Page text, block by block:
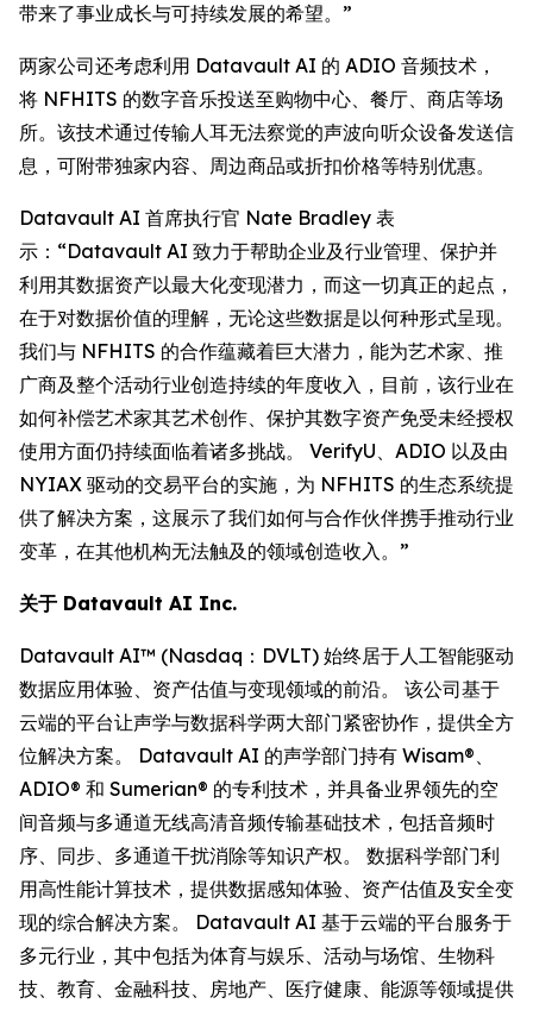
带来了事业成长与可持续发展的希望。”
两家公司还考虑利用 Datavault AI 的 ADIO 音频技术，
将 NFHITS 的数字音乐投送至购物中心、餐厅、商店等场
所。该技术通过传输人耳无法察觉的声波向听众设备发送信
息，可附带独家内容、周边商品或折扣价格等特别优惠。
Datavault AI 首席执行官 Nate Bradley 表
示：“Datavault AI 致力于帮助企业及行业管理、保护并
利用其数据资产以最大化变现潜力，而这一切真正的起点，
在于对数据价值的理解，无论这些数据是以何种形式呈现。
我们与 NFHITS 的合作蕴藏着巨大潜力，能为艺术家、推
广商及整个活动行业创造持续的年度收入，目前，该行业在
如何补偿艺术家其艺术创作、保护其数字资产免受未经授权
使用方面仍持续面临着诸多挑战。 VerifyU、ADIO 以及由
NYIAX 驱动的交易平台的实施，为 NFHITS 的生态系统提
供了解决方案，这展示了我们如何与合作伙伴携手推动行业
变革，在其他机构无法触及的领域创造收入。”
关于 Datavault AI Inc.
Datavault AI™ (Nasdaq：DVLT) 始终居于人工智能驱动
数据应用体验、资产估值与变现领域的前沿。 该公司基于
云端的平台让声学与数据科学两大部门紧密协作，提供全方
位解决方案。 Datavault AI 的声学部门持有 Wisam®、
ADIO® 和 Sumerian® 的专利技术，并具备业界领先的空
间音频与多通道无线高清音频传输基础技术，包括音频时
序、同步、多通道干扰消除等知识产权。 数据科学部门利
用高性能计算技术，提供数据感知体验、资产估值及安全变
现的综合解决方案。 Datavault AI 基于云端的平台服务于
多元行业，其中包括为体育与娱乐、活动与场馆、生物科
技、教育、金融科技、房地产、医疗健康、能源等领域提供